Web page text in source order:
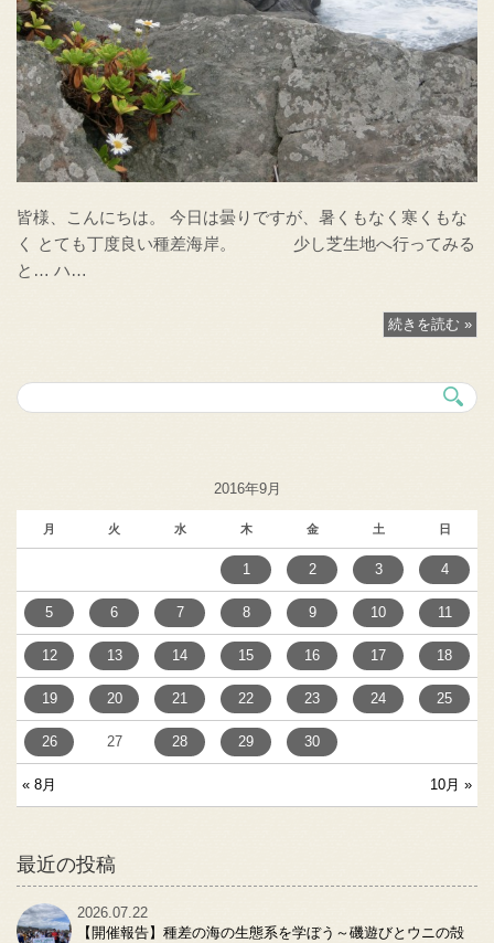
皆様、こんにちは。 今日は曇りですが、暑くもなく寒くもな
く とても丁度良い種差海岸。 少し芝生地へ行ってみる
と… ハ…
続きを読む »
2016年9月
月 火 水 木 金 土 日
« 8月 10月 »
1 2 3 4
5 6 7 8 9 10 11
12 13 14 15 16 17 18
19 20 21 22 23 24 25
26 27 28 29 30
最近の投稿
2026.07.22
【開催報告】種差の海の生態系を学ぼう～磯遊びとウニの殻